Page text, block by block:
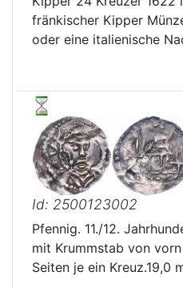
fränkischer Kipper
oder eine italienische
Id: 2500123002
Pfennig. 11./12.
mit Krummstab von
Seiten je ein Kreuz.19,0